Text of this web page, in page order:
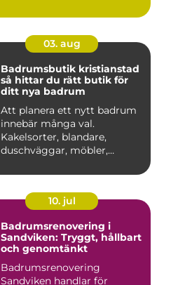
03. aug
Badrumsbutik kristianstad
så hittar du rätt butik för
ditt nya badrum
Att planera ett nytt badrum
innebär många val.
Kakelsorter, blandare,
duschväggar, möbler,
10. jul
Badrumsrenovering i
Sandviken: Tryggt, hållbart
och genomtänkt
Badrumsrenovering
Sandviken handlar för